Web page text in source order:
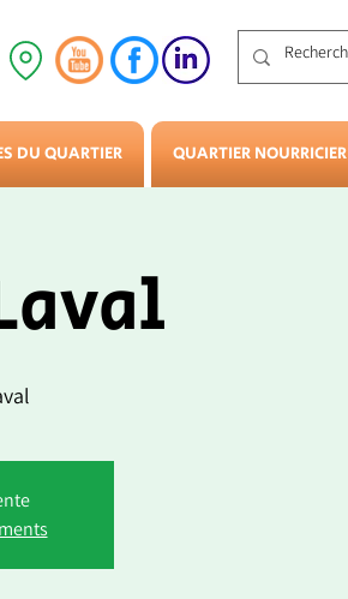
DU QUARTIER QUARTIER NOURRICIER